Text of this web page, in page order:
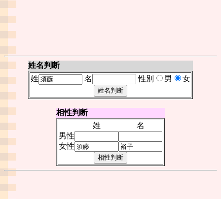
姓名判断
姓
名 性別 男 女
相性判断
姓
名
男性
女性